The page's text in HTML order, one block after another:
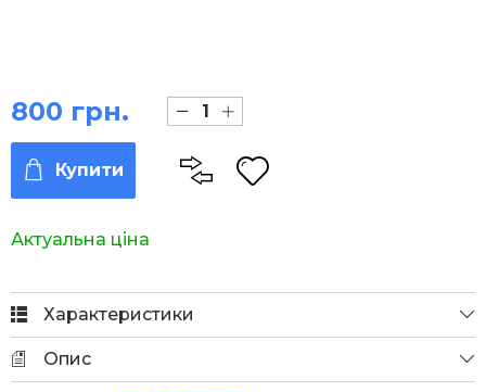
Актуальна ціна
800 грн.
Купити
Характеристики
Опис